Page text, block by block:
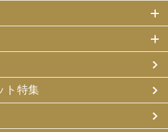
の受領のための手続、また旅行代
する企業の商品やサービス、キャ
やご感想の提供のお願い
用させていただくことがありま
ト特集